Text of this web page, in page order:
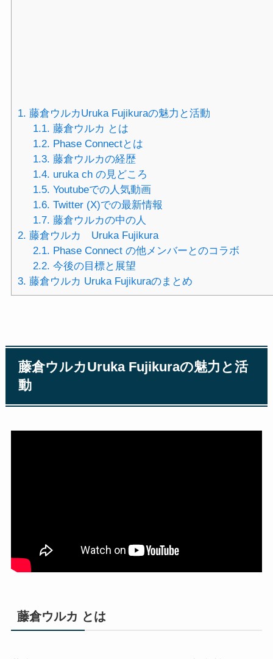
1. 藤倉ウルカUruka Fujikuraの魅力と活動
1.1. 藤倉ウルカ とは
1.2. Phase Connectとは
1.3. 藤倉ウルカの経歴
1.4. uruka ch の見どころ
1.5. Youtubeでの人気動画
1.6. Twitter (X)での最新情報
1.7. 藤倉ウルカの中の人
2. 藤倉ウルカ Uruka Fujikura
2.1. Phase Connect の他メンバーとのコラボ
2.2. 今後の目標と展望
3. 藤倉ウルカ Uruka Fujikuraのまとめ
藤倉ウルカUruka Fujikuraの魅力と活
動
藤倉ウルカ とは